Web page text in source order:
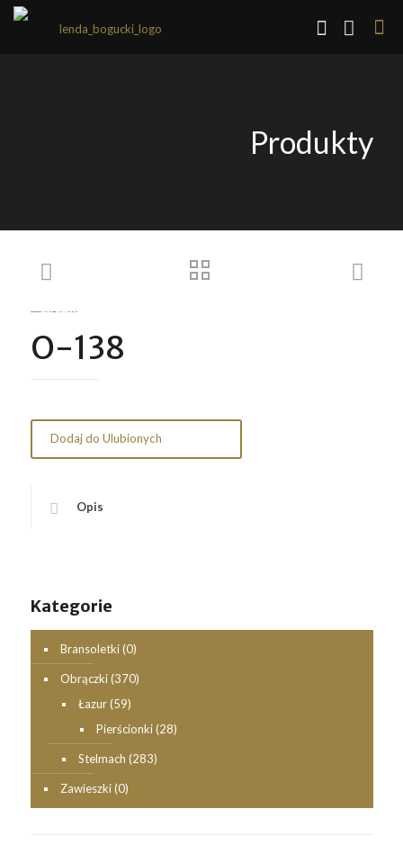
Produkty
O-138
Dodaj do Ulubionych
Opis
Kategorie
Bransoletki (0)
Obrączki (370)
Łazur (59)
Pierścionki (28)
Stelmach (283)
Zawieszki (0)